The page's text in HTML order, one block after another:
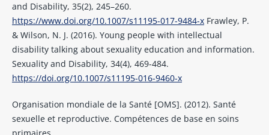
and Disability, 35(2), 245–260.
https://www.doi.org/10.1007/s11195-017-9484-xFrawley, P.
& Wilson, N. J. (2016). Young people with intellectual
disability talking about sexuality education and information.
Sexuality and Disability, 34(4), 469-484.
https://doi.org/10.1007/s11195-016-9460-x
Organisation mondiale de la Santé [OMS]. (2012). Santé
sexuelle et reproductive. Compétences de base en soins